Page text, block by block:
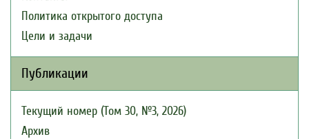
Политика открытого доступа
Цели и задачи
Публикации
Текущий номер (Том 30, №3, 2026)
Архив